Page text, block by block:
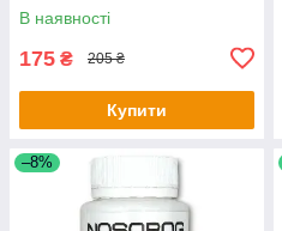
В наявності
175 ₴ 205 ₴
Купити
–8%